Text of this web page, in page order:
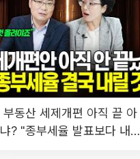
부동산 세제개편 아직 끝 아
냐? "종부세율 발표보다 내릴